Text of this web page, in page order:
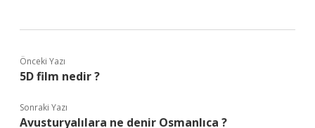
Önceki Yazı
5D film nedir ?
Sonraki Yazı
Avusturyalılara ne denir Osmanlıca ?